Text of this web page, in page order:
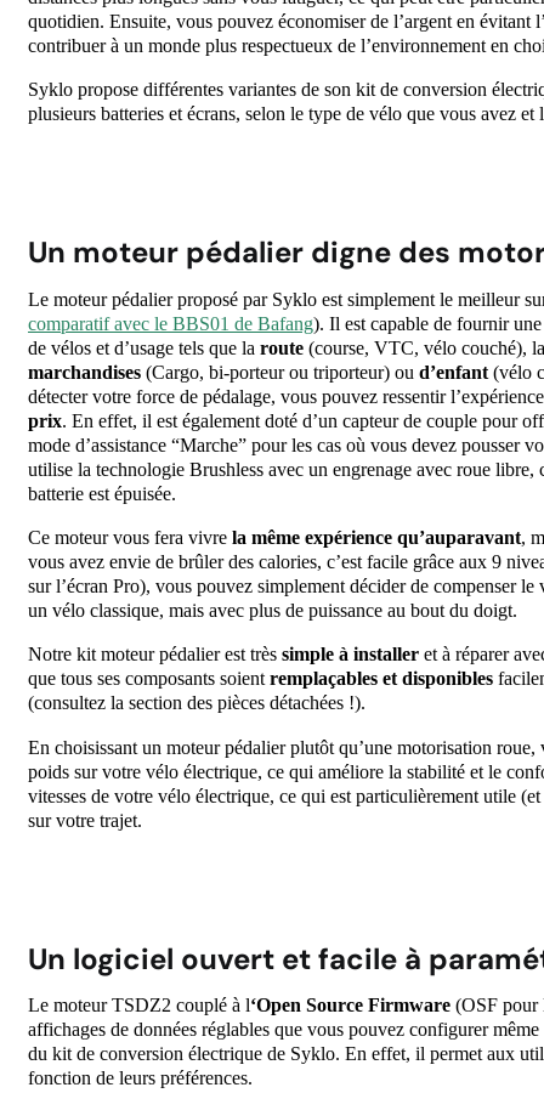
quotidien. Ensuite, vous pouvez économiser de l’argent en
contribuer à un monde plus respectueux de l’environnement en
Syklo propose différentes variantes de son kit de conversion
plusieurs batteries et écrans, selon le type de vélo que vous avez
Un moteur pédalier digne des
Le moteur pédalier proposé par Syklo est simplement le meilleur
comparatif avec le BBS01 de Bafang). Il est capable de fournir
de vélos et d’usage tels que la route (course, VTC, vélo couché),
marchandises (Cargo, bi-porteur ou triporteur) ou d’enfant(vélo
détecter votre force de pédalage, vous pouvez ressentir
prix. En effet, il est également doté d’un capteur de couple pour
mode d’assistance “Marche” pour les cas où vous devez pousser
utilise la technologie Brushless avec un engrenage avec roue
batterie est épuisée.
Ce moteur vous fera vivre la même expérience qu’auparavant,
vous avez envie de brûler des calories, c’est facile grâce aux 9
sur l’écran Pro), vous pouvez simplement décider de compenser
un vélo classique, mais avec plus de puissance au bout du doigt.
Notre kit moteur pédalier est très simple à installer et à réparer
que tous ses composants soientremplaçables et disponibles
(consultez la section des pièces détachées !).
En choisissant un moteur pédalier plutôt qu’une motorisation
poids sur votre vélo électrique, ce qui améliore la stabilité et le
vitesses de votre vélo électrique, ce qui est particulièrement utile
sur votre trajet.
Un logiciel ouvert et facile à
Le moteur TSDZ2 couplé à l‘Open Source Firmware (OSF pour
affichages de données réglables que vous pouvez configurer
du kit de conversion électrique de Syklo. En effet, il permet aux
fonction de leurs préférences.